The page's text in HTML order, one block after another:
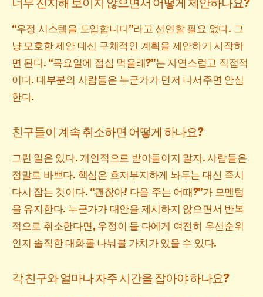
“우정 시스템을 도입합니다”라고 선언할 필요 없다. 그
냥 모호한 제안 대신 구체적인 계획을 제안하기 시작하
면 된다. “목요일에 점심 먹을래?”는 자연스럽고 직접적
이다. 대부분의 사람들은 누군가가 먼저 나서주면 안심
한다.
친구들이 계속 취소하면 어떻게 하나요?
그런 일은 있다. 개인적으로 받아들이지 말자. 사람들은
정말로 바쁘다. 핵심은 흐지부지하게 놔두는 대신 즉시
다시 잡는 것이다. “괜찮아! 다음 주는 어때?”가 모멘텀
을 유지한다. 누군가가 대안을 제시하지 않으면서 반복
적으로 취소한다면, 우정이 둘 다에게 여전히 우선순위
인지 솔직한 대화를 나눠볼 가치가 있을 수 있다.
각 친구와 얼마나 자주 시간을 잡아야 하나요?